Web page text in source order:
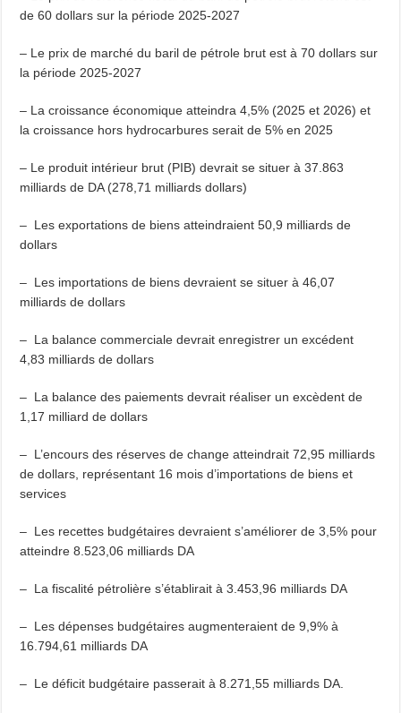
de 60 dollars sur la période 2025-2027
– Le prix de marché du baril de pétrole brut est à 70 dollars sur
la période 2025-2027
– La croissance économique atteindra 4,5% (2025 et 2026) et
la croissance hors hydrocarbures serait de 5% en 2025
– Le produit intérieur brut (PIB) devrait se situer à 37.863
milliards de DA (278,71 milliards dollars)
– Les exportations de biens atteindraient 50,9 milliards de
dollars
– Les importations de biens devraient se situer à 46,07
milliards de dollars
– La balance commerciale devrait enregistrer un excédent
4,83 milliards de dollars
– La balance des paiements devrait réaliser un excèdent de
1,17 milliard de dollars
– L’encours des réserves de change atteindrait 72,95 milliards
de dollars, représentant 16 mois d’importations de biens et
services
– Les recettes budgétaires devraient s’améliorer de 3,5% pour
atteindre 8.523,06 milliards DA
– La fiscalité pétrolière s’établirait à 3.453,96 milliards DA
– Les dépenses budgétaires augmenteraient de 9,9% à
16.794,61 milliards DA
– Le déficit budgétaire passerait à 8.271,55 milliards DA.